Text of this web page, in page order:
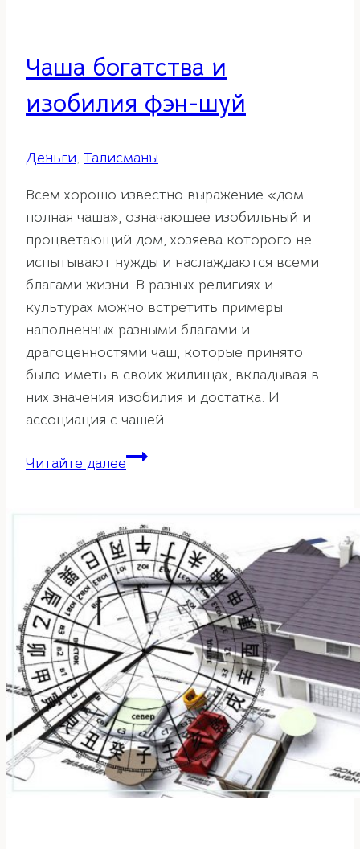
Чаша богатства и
изобилия фэн-шуй
Деньги, Талисманы
Всем хорошо известно выражение «дом —
полная чаша», означающее изобильный и
процветающий дом, хозяева которого не
испытывают нужды и наслаждаются всеми
благами жизни. В разных религиях и
культурах можно встретить примеры
наполненных разными благами и
драгоценностями чаш, которые принято
было иметь в своих жилищах, вкладывая в
них значения изобилия и достатка. И
ассоциация с чашей…
Читайте далееЧаша
изобилия
фэн-
шуй